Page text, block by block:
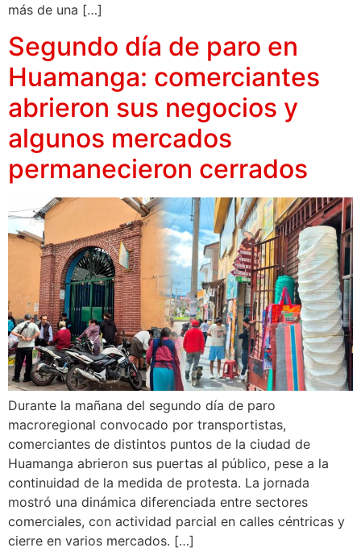
más de una […]
Segundo día de paro en
Huamanga: comerciantes
abrieron sus negocios y
algunos mercados
permanecieron cerrados
Durante la mañana del segundo día de paro
macroregional convocado por transportistas,
comerciantes de distintos puntos de la ciudad de
Huamanga abrieron sus puertas al público, pese a la
continuidad de la medida de protesta. La jornada
mostró una dinámica diferenciada entre sectores
comerciales, con actividad parcial en calles céntricas y
cierre en varios mercados. […]